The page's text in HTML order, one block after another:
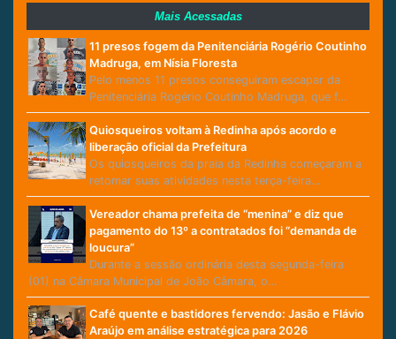
Mais Acessadas
11 presos fogem da Penitenciária Rogério Coutinho
Madruga, em Nísia Floresta
Pelo menos 11 presos conseguiram escapar da
Penitenciária Rogério Coutinho Madruga, que f…
Quiosqueiros voltam à Redinha após acordo e
liberação oficial da Prefeitura
Os quiosqueiros da praia da Redinha começaram a
retomar suas atividades nesta terça-feira…
Vereador chama prefeita de “menina” e diz que
pagamento do 13º a contratados foi “demanda de
loucura”
Durante a sessão ordinária desta segunda-feira
(01) na Câmara Municipal de João Câmara, o…
Café quente e bastidores fervendo: Jasão e Flávio
Araújo em análise estratégica para 2026